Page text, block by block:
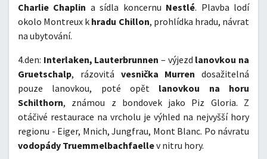
Charlie Chaplin a sídla koncernu Nestlé. Plavba lodí
okolo Montreux k hradu Chillon, prohlídka hradu, návrat
na ubytování.
4.den: Interlaken, Lauterbrunnen – výjezd lanovkou na
Gruetschalp, rázovitá vesnička Murren dosažitelná
pouze lanovkou, poté opět lanovkou na horu
Schilthorn, známou z bondovek jako Piz Gloria. Z
otáčivé restaurace na vrcholu je výhled na nejvyšší hory
regionu - Eiger, Mnich, Jungfrau, Mont Blanc. Po návratu
vodopády Truemmelbachfaellev nitru hory.